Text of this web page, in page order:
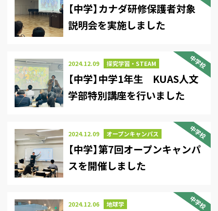
【中学】カナダ研修保護者対象
説明会を実施しました
中学校
2024.12.09 探究学習・STEAM
【中学】中学1年生 KUAS人文
学部特別講座を行いました
中学校
2024.12.09 オープンキャンパス
【中学】第7回オープンキャンパ
スを開催しました
中学校
2024.12.06 地球学